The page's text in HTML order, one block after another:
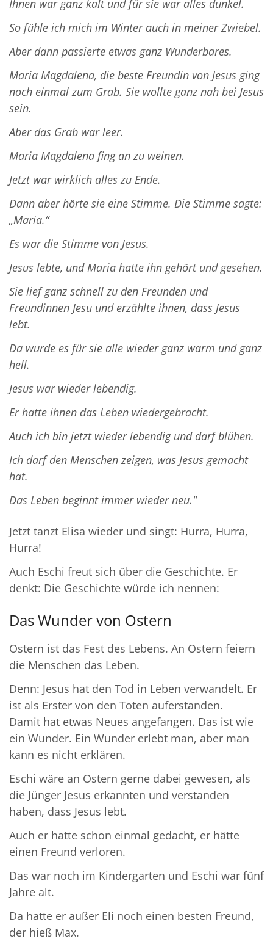
Ihnen war ganz kalt und für sie war alles dunkel.
So fühle ich mich im Winter auch in meiner Zwiebel.
Aber dann passierte etwas ganz Wunderbares.
Maria Magdalena, die beste Freundin von Jesus ging
noch einmal zum Grab. Sie wollte ganz nah bei Jesus
sein.
Aber das Grab war leer.
Maria Magdalena fing an zu weinen.
Jetzt war wirklich alles zu Ende.
Dann aber hörte sie eine Stimme. Die Stimme sagte:
„Maria.“
Es war die Stimme von Jesus.
Jesus lebte, und Maria hatte ihn gehört und gesehen.
Sie lief ganz schnell zu den Freunden und
Freundinnen Jesu und erzählte ihnen, dass Jesus
lebt.
Da wurde es für sie alle wieder ganz warm und ganz
hell.
Jesus war wieder lebendig.
Er hatte ihnen das Leben wiedergebracht.
Auch ich bin jetzt wieder lebendig und darf blühen.
Ich darf den Menschen zeigen, was Jesus gemacht
hat.
Das Leben beginnt immer wieder neu."
Jetzt tanzt Elisa wieder und singt: Hurra, Hurra,
Hurra!
Auch Eschi freut sich über die Geschichte. Er
denkt: Die Geschichte würde ich nennen:
Das Wunder von Ostern
Ostern ist das Fest des Lebens. An Ostern feiern
die Menschen das Leben.
Denn: Jesus hat den Tod in Leben verwandelt. Er
ist als Erster von den Toten auferstanden.
Damit hat etwas Neues angefangen. Das ist wie
ein Wunder. Ein Wunder erlebt man, aber man
kann es nicht erklären.
Eschi wäre an Ostern gerne dabei gewesen, als
die Jünger Jesus erkannten und verstanden
haben, dass Jesus lebt.
Auch er hatte schon einmal gedacht, er hätte
einen Freund verloren.
Das war noch im Kindergarten und Eschi war fünf
Jahre alt.
Da hatte er außer Eli noch einen besten Freund,
der hieß Max.